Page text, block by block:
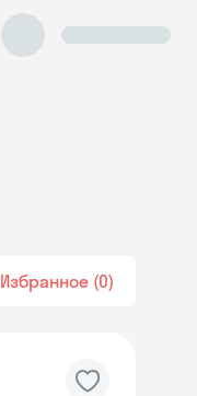
Избранное 0